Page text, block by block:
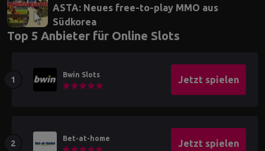
ASTA: Neues free-to-play MMO aus
Südkorea
Top 5 Anbieter für Online Slots
Bwin Slots Jetzt spielen
Bet-at-home Jetzt spielen